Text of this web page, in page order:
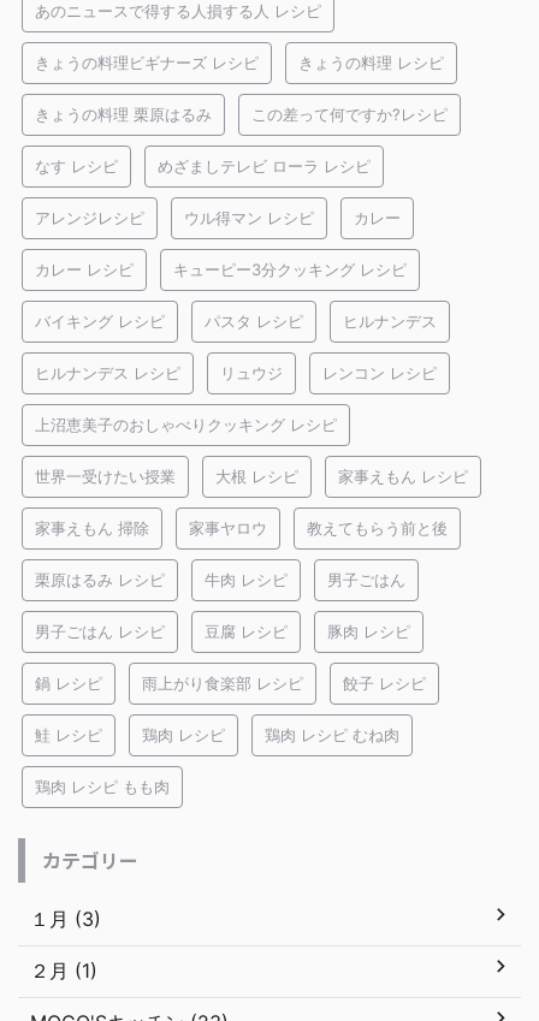
あのニュースで得する人損する人 レシピ
きょうの料理ビギナーズ レシピ きょうの料理 レシピ
きょうの料理 栗原はるみ この差って何ですか?レシピ
なす レシピ めざましテレビ ローラ レシピ
アレンジレシピ ウル得マン レシピ カレー
カレー レシピ キューピー3分クッキング レシピ
バイキング レシピ パスタ レシピ ヒルナンデス
ヒルナンデス レシピ リュウジ レンコン レシピ
上沼恵美子のおしゃべりクッキング レシピ
世界一受けたい授業 大根 レシピ 家事えもん レシピ
家事えもん 掃除 家事ヤロウ 教えてもらう前と後
栗原はるみ レシピ 牛肉 レシピ 男子ごはん
男子ごはん レシピ 豆腐 レシピ 豚肉 レシピ
鍋 レシピ 雨上がり食楽部 レシピ 餃子 レシピ
鮭 レシピ 鶏肉 レシピ 鶏肉 レシピ むね肉
鶏肉 レシピ もも肉
カテゴリー
１月 (3)
２月 (1)